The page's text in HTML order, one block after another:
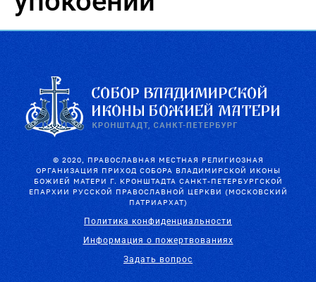
© 2020, ПРАВОСЛАВНАЯ МЕСТНАЯ РЕЛИГИОЗНАЯ
ОРГАНИЗАЦИЯ ПРИХОД СОБОРА ВЛАДИМИРСКОЙ ИКОНЫ
БОЖИЕЙ МАТЕРИ Г. КРОНШТАДТА САНКТ-ПЕТЕРБУРГСКОЙ
ЕПАРХИИ РУССКОЙ ПРАВОСЛАВНОЙ ЦЕРКВИ (МОСКОВСКИЙ
ПАТРИАРХАТ)
Политика конфиденциальности
Информация о пожертвованиях
Задать вопрос